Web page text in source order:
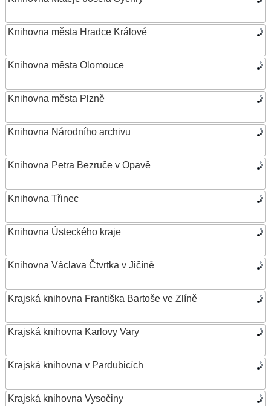
Knihovna města Hradce Králové
Knihovna města Olomouce
Knihovna města Plzně
Knihovna Národního archivu
Knihovna Petra Bezruče v Opavě
Knihovna Třinec
Knihovna Ústeckého kraje
Knihovna Václava Čtvrtka v Jičíně
Krajská knihovna Františka Bartoše ve Zlíně
Krajská knihovna Karlovy Vary
Krajská knihovna v Pardubicích
Krajská knihovna Vysočiny